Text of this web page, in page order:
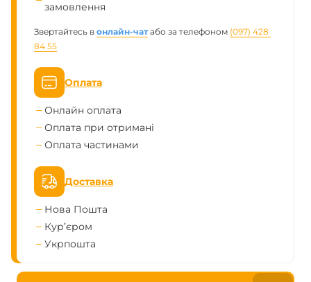
замовлення
Звертайтесь в онлайн-чат або за телефоном (097) 428
84 55
Оплата
Онлайн оплата
Оплата при отримані
Оплата частинами
Доставка
Нова Пошта
Кур’єром
Укрпошта